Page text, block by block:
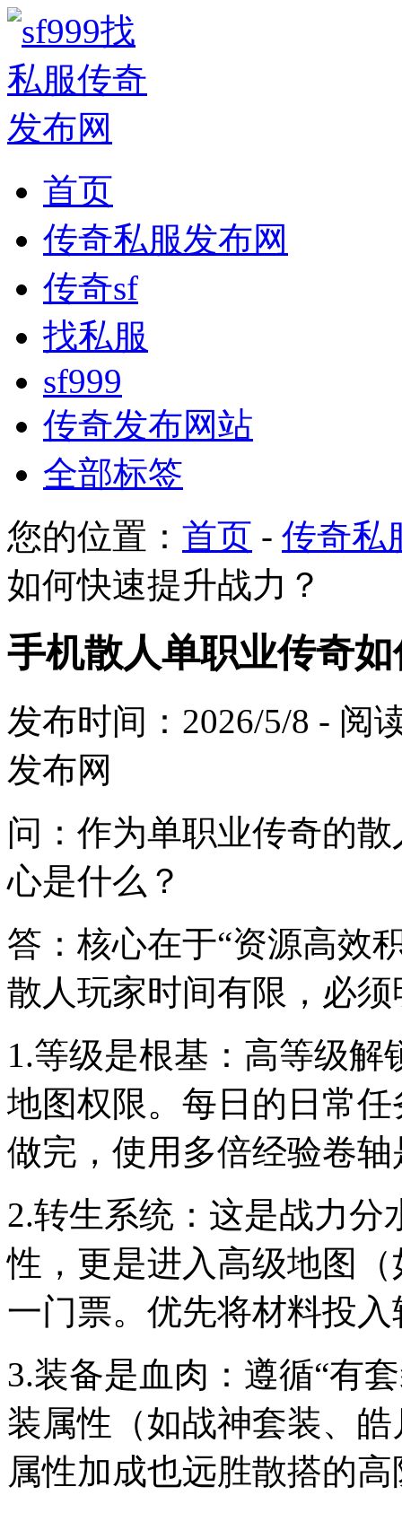
首页
传奇私服发布网
传奇sf
找私服
sf999
传奇发布网站
全部标签
您的位置： 首页 - 传奇私
如何快速提升战力？
手机散人单职业传奇
发布时间：2026/5/8 - 阅
发布网
问：作为单职业传奇的
心是什么？
答：核心在于“资源高效
散人玩家时间有限，必
1.等级是根基：高等级
地图权限。每日的日常
做完，使用多倍经验卷
2.转生系统：这是战力
性，更是进入高级地图
一门票。优先将材料投
3.装备是血肉：遵循“有
装属性（如战神套装、
属性加成也远胜散搭的